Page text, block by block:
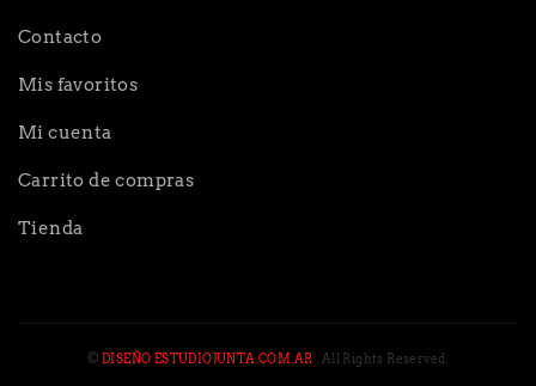
Contacto
Mis favoritos
Mi cuenta
Carrito de compras
Tienda
©DISEÑO ESTUDIOJUNTA.COM.AR . All Rights Reserved.